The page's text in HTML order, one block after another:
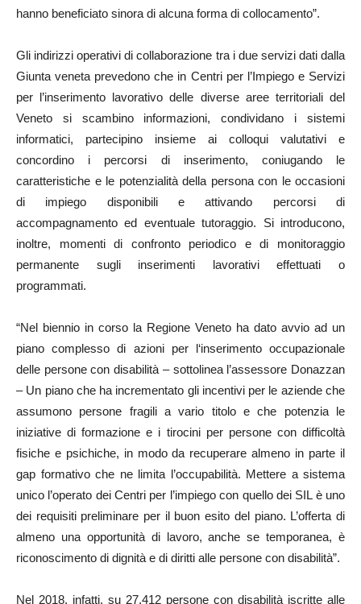
hanno beneficiato sinora di alcuna forma di collocamento”.
Gli indirizzi operativi di collaborazione tra i due servizi dati dalla
Giunta veneta prevedono che in Centri per l’Impiego e Servizi
per l’inserimento lavorativo delle diverse aree territoriali del
Veneto si scambino informazioni, condividano i sistemi
informatici, partecipino insieme ai colloqui valutativi e
concordino i percorsi di inserimento, coniugando le
caratteristiche e le potenzialità della persona con le occasioni
di impiego disponibili e attivando percorsi di
accompagnamento ed eventuale tutoraggio. Si introducono,
inoltre, momenti di confronto periodico e di monitoraggio
permanente sugli inserimenti lavorativi effettuati o
programmati.
“Nel biennio in corso la Regione Veneto ha dato avvio ad un
piano complesso di azioni per l‘inserimento occupazionale
delle persone con disabilità – sottolinea l’assessore Donazzan
– Un piano che ha incrementato gli incentivi per le aziende che
assumono persone fragili a vario titolo e che potenzia le
iniziative di formazione e i tirocini per persone con difficoltà
fisiche e psichiche, in modo da recuperare almeno in parte il
gap formativo che ne limita l’occupabilità. Mettere a sistema
unico l’operato dei Centri per l’impiego con quello dei SIL è uno
dei requisiti preliminare per il buon esito del piano. L’offerta di
almeno una opportunità di lavoro, anche se temporanea, è
riconoscimento di dignità e di diritti alle persone con disabilità”.
Nel 2018, infatti, su 27.412 persone con disabilità iscritte alle